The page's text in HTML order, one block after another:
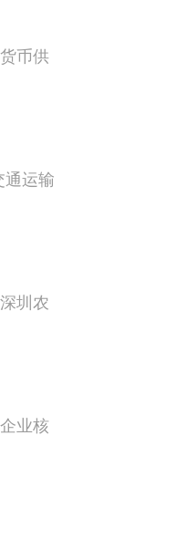
币供
通运输
圳农
业核